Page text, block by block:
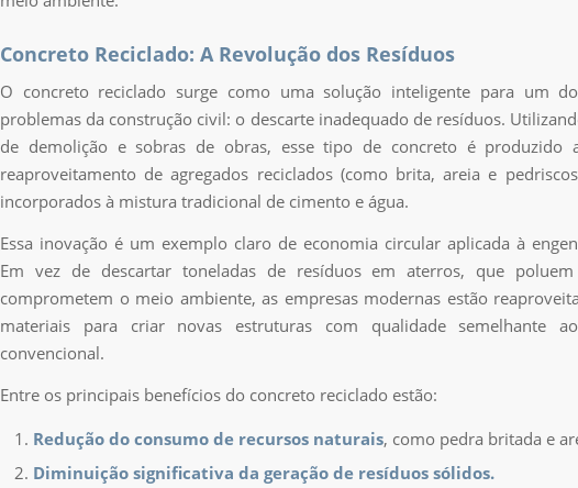
Concreto Reciclado: A Revolução dos Resíduos
O concreto reciclado surge como uma solução inteligente para um
problemas da construção civil: o descarte inadequado de resíduos.
de demolição e sobras de obras, esse tipo de concreto é produzido
reaproveitamento de agregados reciclados (como brita, areia e
incorporados à mistura tradicional de cimento e água.
Essa inovação é um exemplo claro de economia circular aplicada à
Em vez de descartar toneladas de resíduos em aterros, que
comprometem o meio ambiente, as empresas modernas estão
materiais para criar novas estruturas com qualidade semelhante
convencional.
Entre os principais benefícios do concreto reciclado estão:
Redução do consumo de recursos naturais, como pedra britada e
Diminuição significativa da geração de resíduos sólidos.